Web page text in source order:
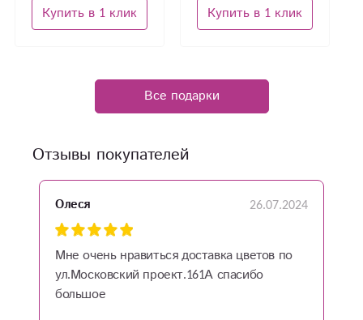
Купить в 1 клик Купить в 1 клик
Все подарки
Отзывы покупателей
Олеся 26.07.2024
Мне очень нравиться доставка цветов по
ул.Московский проект.161А спасибо
большое